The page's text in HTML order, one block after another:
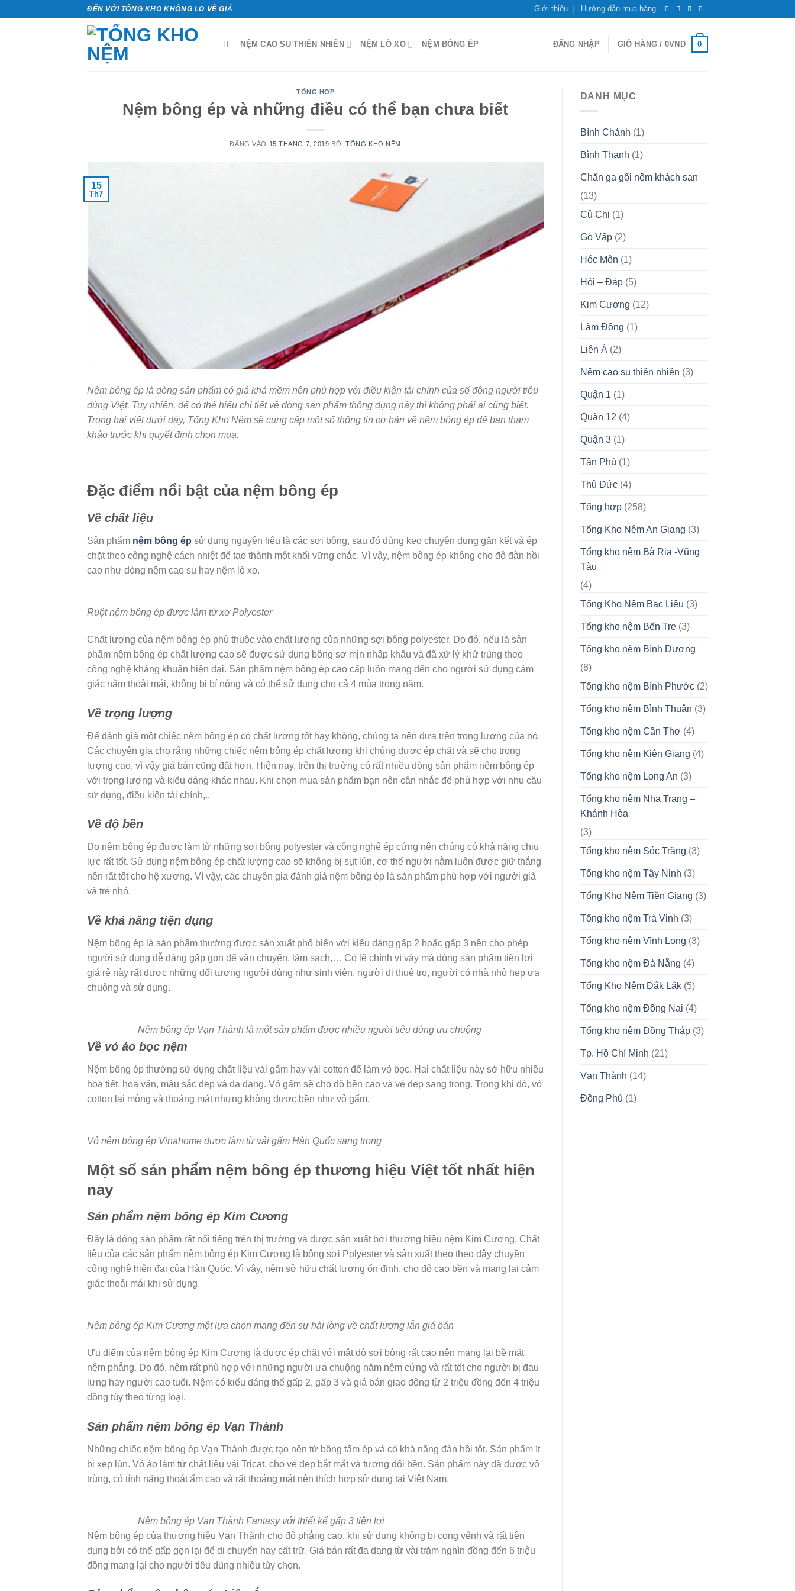
ĐẾN VỚI TỔNG KHO KHÔNG LO VỀ GIÁ Giới thiệu Hướng dẫn mua hàng
NỆM CAO SU THIÊN NHIÊN NỆM LÒ XO NỆM BÔNG ÉP ĐĂNG NHẬP GIỎ HÀNG / 0VND 0
TỔNG HỢP
Nệm bông ép và những điều có thể bạn chưa biết
ĐĂNG VÀO 15 THÁNG 7, 2019 BỞITỔNG KHO NỆM
15
Th7
Nệm bông ép là dòng sản phẩm có giá khá mềm nên phù hợp với điều kiện tài chính của số đông người tiêu
dùng Việt. Tuy nhiên, để có thể hiểu chi tiết về dòng sản phẩm thông dụng này thì không phải ai cũng biết.
Trong bài viết dưới đây, Tổng Kho Nệm sẽ cung cấp một số thông tin cơ bản về nệm bông ép để bạn tham
khảo trước khi quyết định chọn mua.
Đặc điểm nổi bật của nệm bông ép
Về chất liệu
Sản phẩm nệm bông ép sử dụng nguyên liệu là các sợi bông, sau đó dùng keo chuyên dụng gắn kết và ép
chặt theo công nghệ cách nhiệt để tạo thành một khối vững chắc. Vì vậy, nệm bông ép không cho độ đàn hồi
cao như dòng nệm cao su hay nệm lò xo.
Ruột nệm bông ép được làm từ xơ Polyester
Chất lượng của nệm bông ép phù thuộc vào chất lượng của những sợi bông polyester. Do đó, nếu là sản
phẩm nệm bông ép chất lượng cao sẽ được sử dụng bông sơ mịn nhập khẩu và đã xử lý khử trùng theo
công nghệ kháng khuẩn hiện đại. Sản phẩm nệm bông ép cao cấp luôn mang đến cho người sử dụng cảm
giác nằm thoải mái, không bị bí nóng và có thể sử dụng cho cả 4 mùa trong năm.
Về trọng lượng
Để đánh giá một chiếc nệm bông ép có chất lượng tốt hay không, chúng ta nên dựa trên trọng lượng của nó.
Các chuyên gia cho rằng những chiếc nệm bông ép chất lượng khi chúng được ép chặt và sẽ cho trọng
lượng cao, vì vậy giá bán cũng đắt hơn. Hiện nay, trên thị trường có rất nhiều dòng sản phẩm nệm bông ép
với trọng lượng và kiểu dáng khác nhau. Khi chọn mua sản phẩm bạn nên cân nhắc để phù hợp với nhu cầu
sử dụng, điều kiện tài chính,..
Về độ bền
Do nệm bông ép được làm từ những sợi bông polyester và công nghệ ép cứng nên chúng có khả năng chịu
lực rất tốt. Sử dụng nệm bông ép chất lượng cao sẽ không bị sụt lún, cơ thể người nằm luôn được giữ thẳng
nên rất tốt cho hệ xương. Vì vậy, các chuyên gia đánh giá nệm bông ép là sản phẩm phù hợp với người già
và trẻ nhỏ.
Về khả năng tiện dụng
Nệm bông ép là sản phẩm thường được sản xuất phổ biến với kiểu dáng gấp 2 hoặc gấp 3 nên cho phép
người sử dụng dễ dàng gấp gọn để vận chuyển, làm sạch,… Có lẽ chính vì vậy mà dòng sản phẩm tiện lợi
giá rẻ này rất được những đối tượng người dùng như sinh viên, người đi thuê trọ, người có nhà nhỏ hẹp ưa
chuộng và sử dụng.
Nệm bông ép Vạn Thành là một sản phẩm được nhiều người tiêu dùng ưu chuộng
Về vỏ áo bọc nệm
Nệm bông ép thường sử dụng chất liệu vải gấm hay vải cotton để làm vỏ bọc. Hai chất liệu này sở hữu nhiều
họa tiết, hoa văn, màu sắc đẹp và đa dạng. Vỏ gấm sẽ cho độ bền cao và vẻ đẹp sang trọng. Trong khi đó, vỏ
cotton lại mỏng và thoáng mát nhưng không được bền như vỏ gấm.
Vỏ nệm bông ép Vinahome được làm từ vải gấm Hàn Quốc sang trọng
Một số sản phẩm nệm bông ép thương hiệu Việt tốt nhất hiện
nay
Sản phẩm nệm bông ép Kim Cương
Đây là dòng sản phẩm rất nổi tiếng trên thị trường và được sản xuất bởi thương hiệu nệm Kim Cương. Chất
liệu của các sản phẩm nệm bông ép Kim Cương là bông sợi Polyester và sản xuất theo theo dây chuyền
công nghệ hiện đại của Hàn Quốc. Vì vậy, nệm sở hữu chất lượng ổn định, cho độ cao bền và mang lại cảm
giác thoải mái khi sử dụng.
Nệm bông ép Kim Cương một lựa chọn mang đến sự hài lòng về chất lượng lẫn giá bán
Ưu điểm của nệm bông ép Kim Cương là được ép chặt với mật độ sợi bông rất cao nên mang lại bề mặt
nệm phẳng. Do đó, nệm rất phù hợp với những người ưa chuộng nằm nệm cứng và rất tốt cho người bị đau
lưng hay người cao tuổi. Nệm có kiểu dáng thể gấp 2, gấp 3 và giá bán giao động từ 2 triệu đồng đến 4 triệu
đồng tùy theo từng loại.
Sản phẩm nệm bông ép Vạn Thành
Những chiếc nệm bông ép Vạn Thành được tạo nên từ bông tấm ép và có khả năng đàn hồi tốt. Sản phẩm ít
bị xẹp lún. Vỏ áo làm từ chất liệu vải Tricat, cho vẻ đẹp bắt mắt và tương đối bền. Sản phẩm này đã được vô
trùng, có tính năng thoát ẩm cao và rất thoáng mát nên thích hợp sử dụng tại Việt Nam.
Nệm bông ép Vạn Thành Fantasy với thiết kế gấp 3 tiện lơi
Nệm bông ép của thương hiệu Vạn Thành cho độ phẳng cao, khi sử dụng không bị cong vênh và rất tiện
dụng bởi có thể gấp gọn lại để di chuyển hay cất trữ. Giá bán rất đa dạng từ vài trăm nghìn đồng đến 6 triệu
đồng mang lại cho người tiêu dùng nhiều tùy chọn.
DANH MỤC
Bình Chánh (1)
Bình Thạnh (1)
Chăn ga gối nệm khách sạn
(13)
Củ Chi (1)
Gò Vấp(2)
Hóc Môn (1)
Hỏi – Đáp(5)
Kim Cương (12)
Lâm Đồng (1)
Liên Á (2)
Nệm cao su thiên nhiên (3)
Quận 1 (1)
Quận 12 (4)
Quận 3(1)
Tân Phú (1)
Thủ Đức(4)
Tổng hợp(258)
Tổng Kho Nệm An Giang (3)
Tổng kho nệm Bà Rịa -Vũng
Tàu
(4)
Tổng Kho Nệm Bạc Liêu (3)
Tổng kho nệm Bến Tre(3)
Tổng kho nệm Bình Dương
(8)
Tổng kho nệm Bình Phước(2)
Tổng kho nệm Bình Thuận (3)
Tổng kho nệm Cần Thơ (4)
Tổng kho nệm Kiên Giang (4)
Tổng kho nệm Long An (3)
Tổng kho nệm Nha Trang –
Khánh Hòa
(3)
Tổng kho nệm Sóc Trăng (3)
Tổng kho nệm Tây Ninh (3)
Tổng Kho Nệm Tiền Giang (3)
Tổng kho nệm Trà Vinh (3)
Tổng kho nệm Vĩnh Long (3)
Tổng kho nệm Đà Nẵng (4)
Tổng Kho Nệm Đắk Lắk(5)
Tổng kho nệm Đồng Nai (4)
Tổng kho nệm Đồng Tháp(3)
Tp. Hồ Chí Minh (21)
Vạn Thành (14)
Đồng Phú (1)